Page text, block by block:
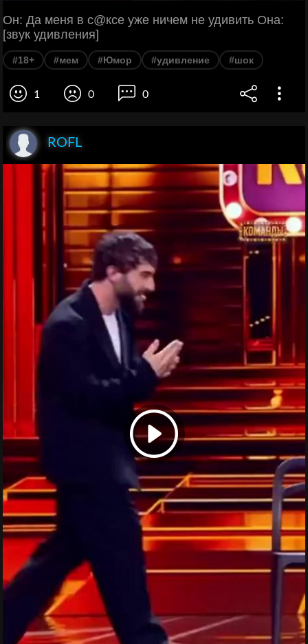
Он: Да меня в с@ксе уже ничем не удивить Она:
[звук удивления]
#18+ #мем #Юмор #удивление #шок
1 0 0
ROFL